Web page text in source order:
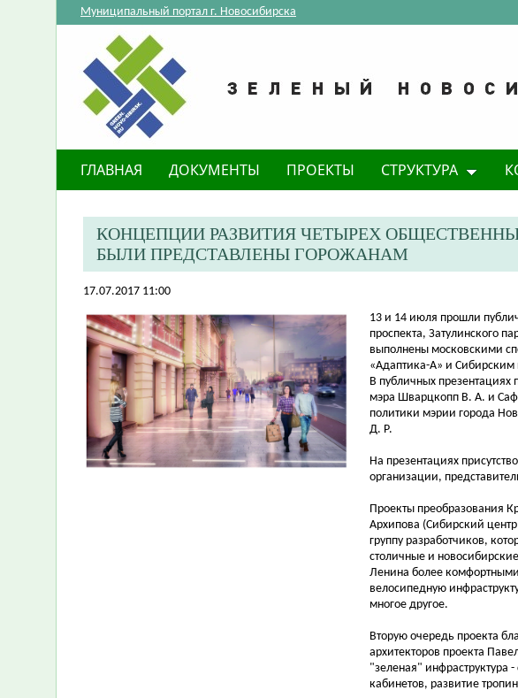
Муниципальный портал г. Новосибирска
ГЛАВНАЯ ДОКУМЕНТЫ ПРОЕКТЫ СТРУКТУРА
КОНЦЕПЦИИ РАЗВИТИЯ ЧЕТЫРЕХ
БЫЛИ ПРЕДСТАВЛЕНЫ ГОРОЖАНАМ
17.07.2017 11:00
​13 и 14 июля прошли
проспекта, Затулинского
выполнены московскими
«Адаптика-А» и Сибирским
В публичных презентациях
мэра Шварцкопп В. А. и
политики мэрии города
Д. Р.
На презентациях
организации,
Проекты преобразования
Архипова (Сибирский
группу разработчиков,
столичные и
Ленина более
велосипедную
многое другое.
Вторую очередь проекта
архитекторов проекта
"зеленая" инфраструктура
кабинетов, развитие